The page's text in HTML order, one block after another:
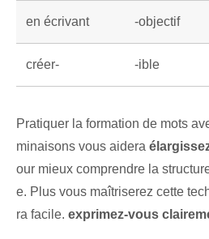
en écrivant -objectif
créer- -ible
Pratiquer la formation de mots
minaisons vous aidera
our mieux comprendre la
e. Plus vous maîtriserez cette
ra facile. exprimez-vous